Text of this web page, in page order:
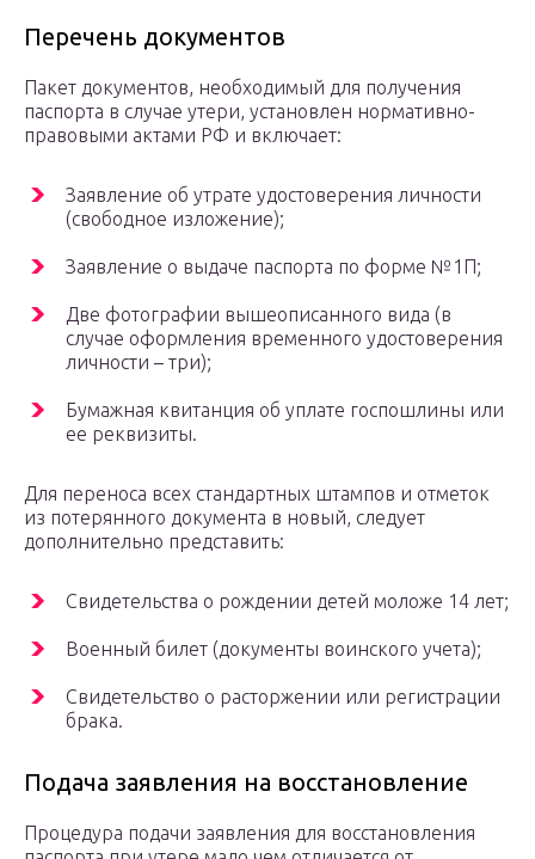
Перечень документов
Пакет документов, необходимый для получения
паспорта в случае утери, установлен нормативно-
правовыми актами РФ и включает:
Заявление об утрате удостоверения личности
(свободное изложение);
Заявление о выдаче паспорта по форме №1П;
Две фотографии вышеописанного вида (в
случае оформления временного удостоверения
личности – три);
Бумажная квитанция об уплате госпошлины или
ее реквизиты.
Для переноса всех стандартных штампов и отметок
из потерянного документа в новый, следует
дополнительно представить:
Свидетельства о рождении детей моложе 14 лет;
Военный билет (документы воинского учета);
Свидетельство о расторжении или регистрации
брака.
Подача заявления на восстановление
Процедура подачи заявления для восстановления